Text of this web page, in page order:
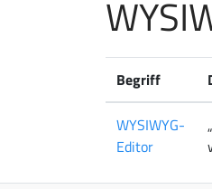
Begriff
WYSIWYG-
Editor